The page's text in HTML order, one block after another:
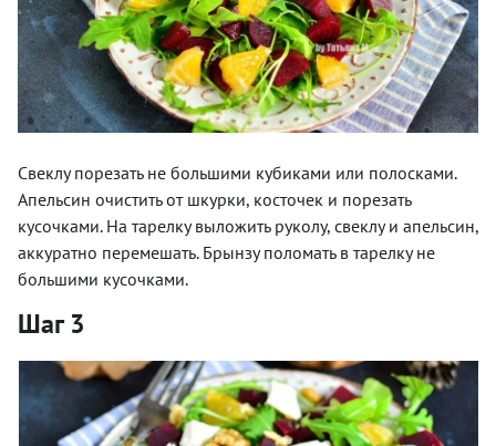
Свеклу порезать не большими кубиками или полосками.
Апельсин очистить от шкурки, косточек и порезать
кусочками. На тарелку выложить руколу, свеклу и апельсин,
аккуратно перемешать. Брынзу поломать в тарелку не
большими кусочками.
Шаг 3